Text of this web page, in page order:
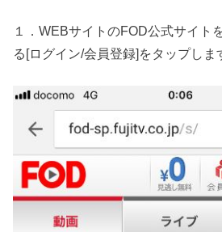
１．WEBサイトのFOD公式サイト
る[ログイン/会員登録]をタップしま